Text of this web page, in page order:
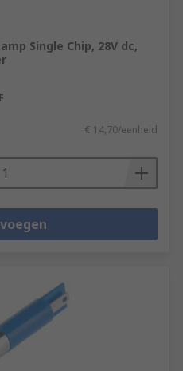
factors
Single Chip, 28V dc,
€ 14,70/eenheid